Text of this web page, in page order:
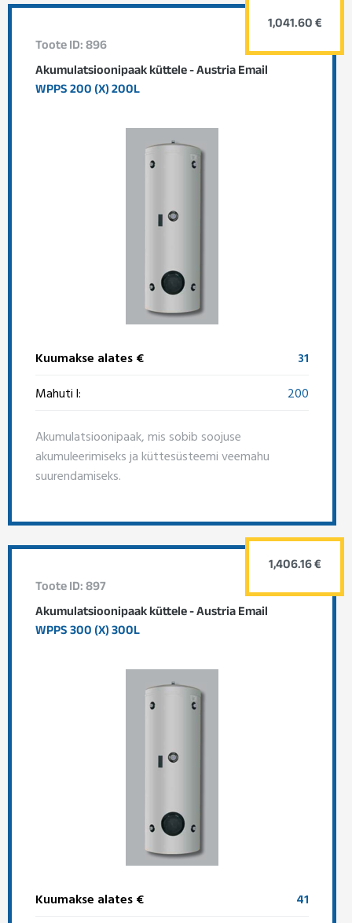
Toote ID: 896
Akumulatsioonipaak küttele - Austria Email
WPPS 200 (X) 200L
Kuumakse alates €
31
Mahuti l:
200
Akumulatsioonipaak, mis sobib soojuse
akumuleerimiseks ja küttesüsteemi veemahu
suurendamiseks.
1,041.60 €
Toote ID: 897
Akumulatsioonipaak küttele - Austria Email
WPPS 300 (X) 300L
Kuumakse alates €
41
1,406.16 €